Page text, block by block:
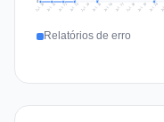
Jul 10 Jul 11 Jul 12 Jul 13 Jul 14 Jul 15 Jul 16 Jul 17 Jul 18 Jul 19 Jul 20
Relatórios de erro